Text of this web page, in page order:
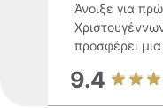
Άνοιξε για
προσφέρει
9.4